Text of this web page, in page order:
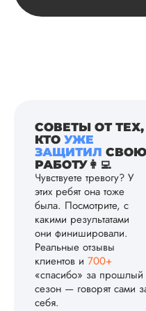
СОВЕТЫ ОТ ТЕХ,
КТО УЖЕ
ЗАЩИТИЛ СВОЮ
РАБОТУ👩‍💻
Чувствуете тревогу? У
этих ребят она тоже
была. Посмотрите, с
какими результатами
они финишировали.
Реальные отзывы
клиентов и 700+
«спасибо» за прошлый
сезон — говорят сами
себя.